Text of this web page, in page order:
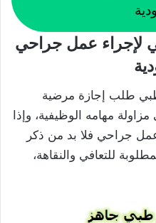
لإجراء عمل جراحي
طلب إجازة مرضية
مهامه الوظيفية، وإذا
جراحي فلا بد من ذكر
للتعافي والنقاهة،